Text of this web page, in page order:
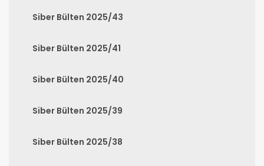
Siber Bülten 2025/43
Siber Bülten 2025/41
Siber Bülten 2025/40
Siber Bülten 2025/39
Siber Bülten 2025/38